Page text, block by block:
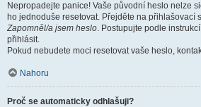
Nepropadejte panice! Vaše původní heslo nelze
ho jednoduše resetovat. Přejděte na přihlašovací
Zapomněl/a jsem heslo. Postupujte podle
přihlásit.
Pokud nebudete moci resetovat vaše heslo,
Nahoru
Proč se automaticky odhlašuji?